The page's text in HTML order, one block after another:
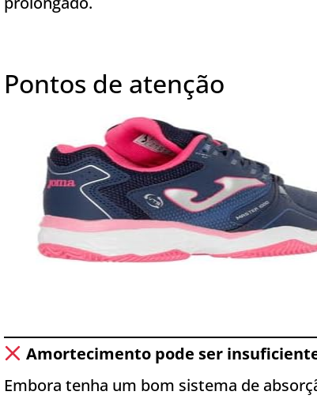
Pontos de atenção
Amortecimento pode ser
Embora tenha um bom sistema de